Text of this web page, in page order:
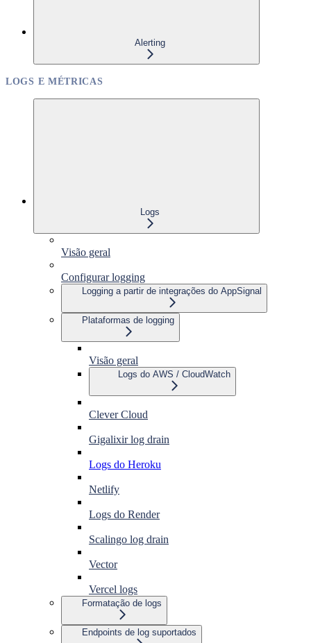
Alerting
LOGS E MÉTRICAS
Logs
Visão geral
Configurar logging
Logging a partir de integrações do AppSignal
Plataformas de logging
Visão geral
Logs do AWS / CloudWatch
Clever Cloud
Gigalixir log drain
Logs do Heroku
Netlify
Logs do Render
Scalingo log drain
Vector
Vercel logs
Formatação de logs
Endpoints de log suportados